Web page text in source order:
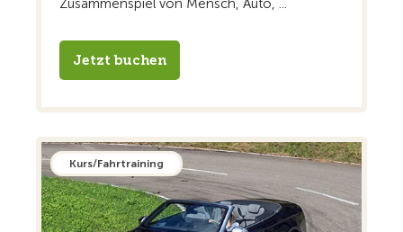
Zusammenspiel von Mensch, Auto, ...
Jetzt buchen
Kurs/Fahrtraining